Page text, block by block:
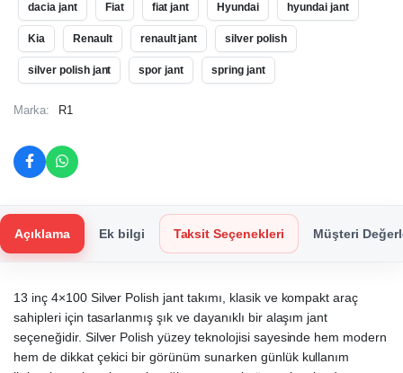
dacia jant Fiat fiat jant Hyundai hyundai jant
Kia Renault renault jant silver polish
silver polish jant spor jant spring jant
Marka: R1
Açıklama Ek bilgi Taksit Seçenekleri Müşteri
13 inç 4×100 Silver Polish jant takımı, klasik ve kompakt araç
sahipleri için tasarlanmış şık ve dayanıklı bir alaşım jant
seçeneğidir. Silver Polish yüzey teknolojisi sayesinde hem modern
hem de dikkat çekici bir görünüm sunarken günlük kullanım